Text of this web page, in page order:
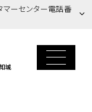
マーセンター電話番
城